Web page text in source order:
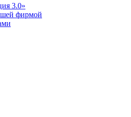
3.0»
фирмой